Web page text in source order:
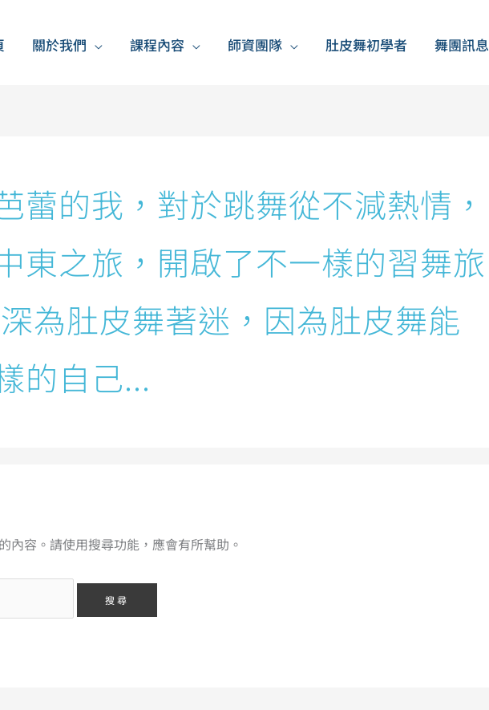
關於我們 課程內容 師資團隊 肚皮舞初學者 舞團訊息
蕾的我，對於跳舞從不減熱情，
東之旅，開啟了不一樣的習舞旅
為肚皮舞著迷，因為肚皮舞能
的自己...
內容。請使用搜尋功能，應會有所幫助。